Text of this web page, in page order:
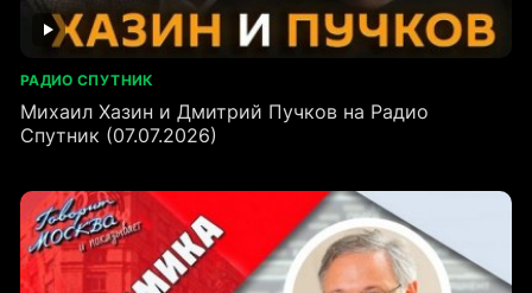
РАДИО СПУТНИК
Михаил Хазин и Дмитрий Пучков на Радио
Спутник (07.07.2026)